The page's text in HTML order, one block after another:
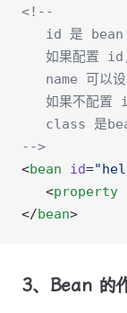
<!--
id 是 bean
如果配置
name 可以设
如果不配置
class 是
-->
<bean id=
   <
property
</bean>
3、Bean 的